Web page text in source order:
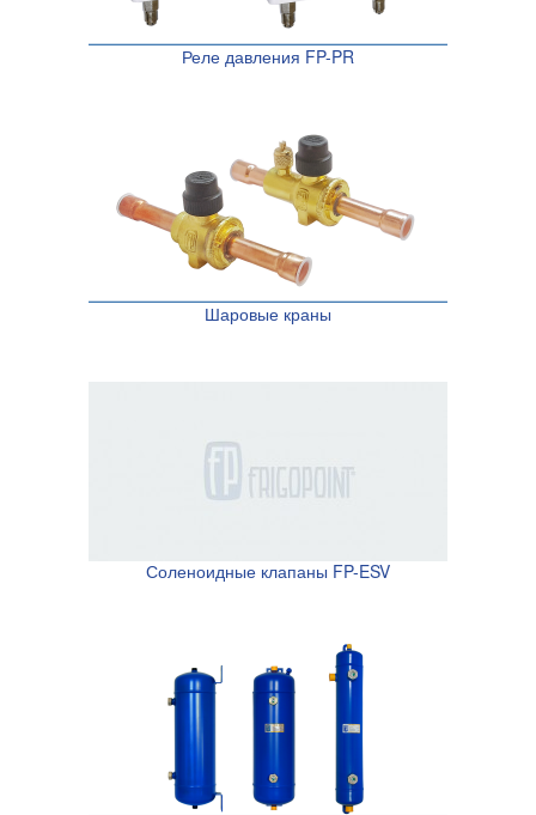
Реле давления FP-PR
Шаровые краны
Соленоидные клапаны FP-ESV